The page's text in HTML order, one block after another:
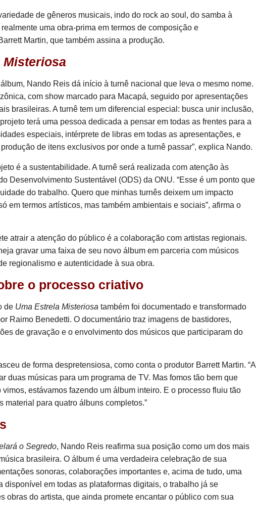
de gêneros musicais, indo do rock ao soul, do samba à
uma obra-prima em termos de composição e
Martin, que também assina a produção.
Misteriosa
Nando Reis dá início à turnê nacional que leva o mesmo nome.
com show marcado para Macapá, seguido por apresentações
brasileiras. A turnê tem um diferencial especial: busca unir inclusão,
terá uma pessoa dedicada a pensar em todas as frentes para a
especiais, intérprete de libras em todas as apresentações, e
de itens exclusivos por onde a turnê passar”, explica Nando.
é a sustentabilidade. A turnê será realizada com atenção às
Desenvolvimento Sustentável (ODS) da ONU. “Esse é um ponto que
do trabalho. Quero que minhas turnês deixem um impacto
em termos artísticos, mas também ambientais e sociais”, afirma o
atrair a atenção do público é a colaboração com artistas regionais.
gravar uma faixa de seu novo álbum em parceria com músicos
regionalismo e autenticidade à sua obra.
o processo criativo
de Uma Estrela Misteriosa também foi documentado e transformado
Raimo Benedetti. O documentário traz imagens de bastidores,
de gravação e o envolvimento dos músicos que participaram do
de forma despretensiosa, como conta o produtor Barrett Martin. “A
duas músicas para um programa de TV. Mas fomos tão bem que
estávamos fazendo um álbum inteiro. E o processo fluiu tão
material para quatro álbuns completos.”
o Segredo, Nando Reis reafirma sua posição como um dos mais
brasileira. O álbum é uma verdadeira celebração de sua
sonoras, colaborações importantes e, acima de tudo, uma
disponível em todas as plataformas digitais, o trabalho já se
obras do artista, que ainda promete encantar o público com sua